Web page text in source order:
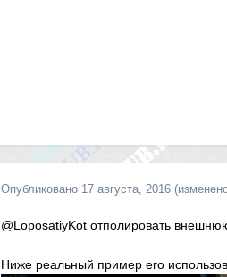
Опубликовано 17 августа, 2016
@LoposatiyKotотполировать
Ниже реальный пример его